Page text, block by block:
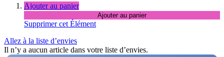
Ajouter au panier
Ajouter au panier
Supprimer cet Élément
Allez à la liste d’envies
Il n’y a aucun article dans votre liste d’envies.